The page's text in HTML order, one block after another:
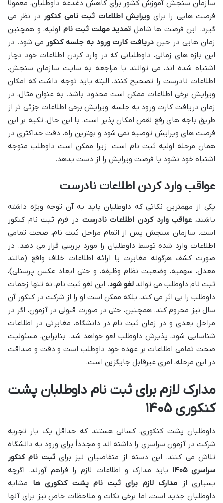
سازمان سنجش آموزش کشور برای کاهش دغدغه داوطلبان، معمولاً
فرصت هایی را برای ویرایش اطلاعات ثبت نامی کنکور در نظر می
گیرد. این فرصت ها شامل تمدید مهلت ثبت نام اولیه، و همچنین
زمان هایی در حین دریافت کارت ورود به جلسه کنکور می شود. در
این بازه های زمانی، داوطلبانی که در وارد کردن اطلاعات خود دچار
اشتباه شده اند، می توانند با مراجعه به سایت سازمان سنجش،
اطلاعات نادرست را تصحیح کنند. البته باید توجه داشت که امکان
ویرایش برخی اطلاعات ممکن است محدود باشد. به عنوان مثال، در
زمان دریافت کارت ورود به جلسه، ویرایش برخی اطلاعات جزئی تر از
طریق باجه های رفع نقص امکان پذیر است. با این حال، تکیه بر این
فرصت های ویرایش توصیه نمی شود و بهترین راه، دقت حداکثری در
همان مرحله اولیه ثبت نام است. زیرا ممکن است داوطلب متوجه
اشتباه خود نشود یا فرصت ویرایش را از دست بدهد.
عواقب وارد کردن اطلاعات نادرست
یکی از مهمترین نکاتی که داوطلبان باید به آن توجه ویژه داشته
باشند، عواقب وارد کردن اطلاعات نادرست در فرم ثبت نام کنکور
است. سازمان سنجش پس از اتمام مراحل ثبت نام، صحت تمامی
اطلاعات وارد شده توسط داوطلبان را مورد بررسی قرار می دهد. در
صورت کشف هرگونه مغایرت یا ارائه اطلاعات خلاف واقع (مانند
معدل، سهمیه، وضعیت نظام وظیفه، و حتی ابعاد عکس پرسنلی)،
ثبت نام داوطلب می تواند لغو شود. این لغو ثبت نام، نه تنها زحمات
داوطلب را بی اثر می کند، بلکه ممکن است او را از شرکت در کنکور آن
سال نیز محروم کند. همچنین، حتی در صورت قبولی در آزمون، اگر در
مراحل بعدی و در زمان ثبت نام در دانشگاه، مغایرتی در اطلاعات
شناسایی شود، پذیرش داوطلب لغو خواهد شد. بنابراین، مسئولیت
صحت تمامی اطلاعات بر عهده خود داوطلب است و دقت و صداقت
در این مرحله، امری غیرقابل جایگزین است.
مدارک لازم برای ثبت نام داوطلبان پشت
کنکوری ۱۴۰۵
داوطلبان پشت کنکوری، کسانی هستند که حداقل یک بار تجربه
شرکت در آزمون سراسری را داشته اند و مجدداً برای ورود به دانشگاه
تلاش می کنند. این دسته از متقاضیان نیز برایثبت نام کنکور
سراسری ۱۴۰۵
باید مدارک و اطلاعات لازم را فراهم آورند. اگرچه
بسیاری از مدارک لازم برای ثبت نام پشت کنکوری ها مشابه
داوطلبان جدید است، اما برخی نکات و ملاحظات خاص نیز برای آنها